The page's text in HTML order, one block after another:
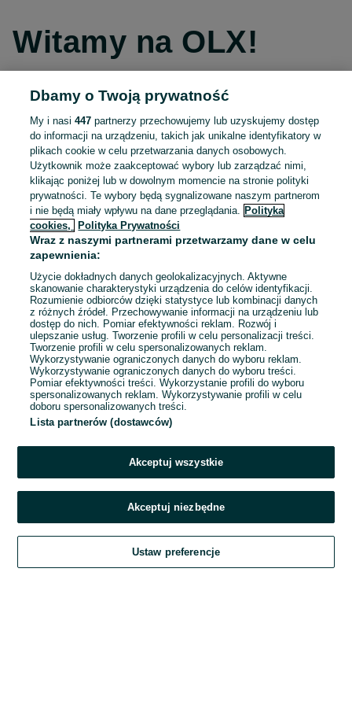
Witamy na OLX!
Kontynuuj przez Facebooka
Kontynuuj przez konto Apple
Kontynuuj przez konto Google
LUB
E-mail
Hasło
Zaloguj się
Kontynuując za pośrednictwem jednego z dostawców wskazanych powyżej,
OLX.pl w jego aktualnym brzmieniu.
Dbamy o Twoją prywatność
My i nasi447 partnerzy przechowujemy lub uzyskujemy dostęp
do informacji na urządzeniu, takich jak unikalne identyfikatory w
plikach cookie w celu przetwarzania danych osobowych.
Użytkownik może zaakceptować wybory lub zarządzać nimi,
klikając poniżej lub w dowolnym momencie na stronie polityki
prywatności. Te wybory będą sygnalizowane naszym partnerom
i nie będą miały wpływu na dane przeglądania.
Polityka
cookies,
Polityka Prywatności
Wraz z naszymi partnerami przetwarzamy dane w celu
zapewnienia:
Użycie dokładnych danych geolokalizacyjnych. Aktywne
skanowanie charakterystyki urządzenia do celów identyfikacji.
Rozumienie odbiorców dzięki statystyce lub kombinacji danych
z różnych źródeł. Przechowywanie informacji na urządzeniu lub
dostęp do nich. Pomiar efektywności reklam. Rozwój i
ulepszanie usług. Tworzenie profili w celu personalizacji treści.
Tworzenie profili w celu spersonalizowanych reklam.
Wykorzystywanie ograniczonych danych do wyboru reklam.
Wykorzystywanie ograniczonych danych do wyboru treści.
Pomiar efektywności treści. Wykorzystanie profili do wyboru
spersonalizowanych reklam. Wykorzystywanie profili w celu
doboru spersonalizowanych treści.
Lista partnerów (dostawców)
Akceptuj wszystkie
Akceptuj niezbędne
Ustaw preferencje